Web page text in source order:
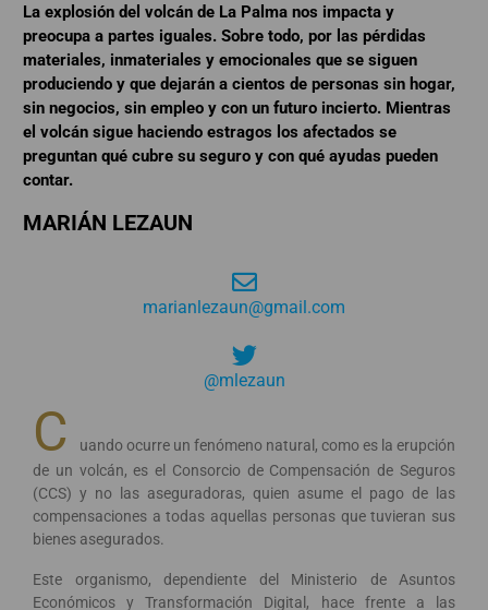
La explosión del volcán de La Palma nos impacta y
preocupa a partes iguales. Sobre todo, por las pérdidas
materiales, inmateriales y emocionales que se siguen
produciendo y que dejarán a cientos de personas sin hogar,
sin negocios, sin empleo y con un futuro incierto. Mientras
el volcán sigue haciendo estragos los afectados se
preguntan qué cubre su seguro y con qué ayudas pueden
contar.
MARIÁN LEZAUN
marianlezaun@gmail.com
@mlezaun
C
uando ocurre un fenómeno natural, como es la erupción
de un volcán, es el Consorcio de Compensación de Seguros
(CCS) y no las aseguradoras, quien asume el pago de las
compensaciones a todas aquellas personas que tuvieran sus
bienes asegurados.
Este organismo, dependiente del Ministerio de Asuntos
Económicos y Transformación Digital, hace frente a las